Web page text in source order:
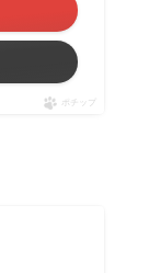
ポチップ